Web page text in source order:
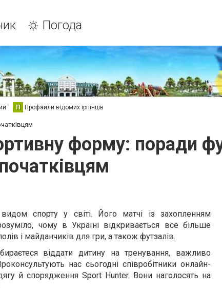
Погода
П Профайли відомих ірпінців
форму: поради
початківцям
спорту у світі. Його матчі із захопленням
чому в Україні відкривається все більше
і майданчиків для гри, а також футзалів.
віддати дитину на тренування, важливо
нас сьогодні співробітники онлайн-
й спорядження Sport Hunter. Вони наголосять на